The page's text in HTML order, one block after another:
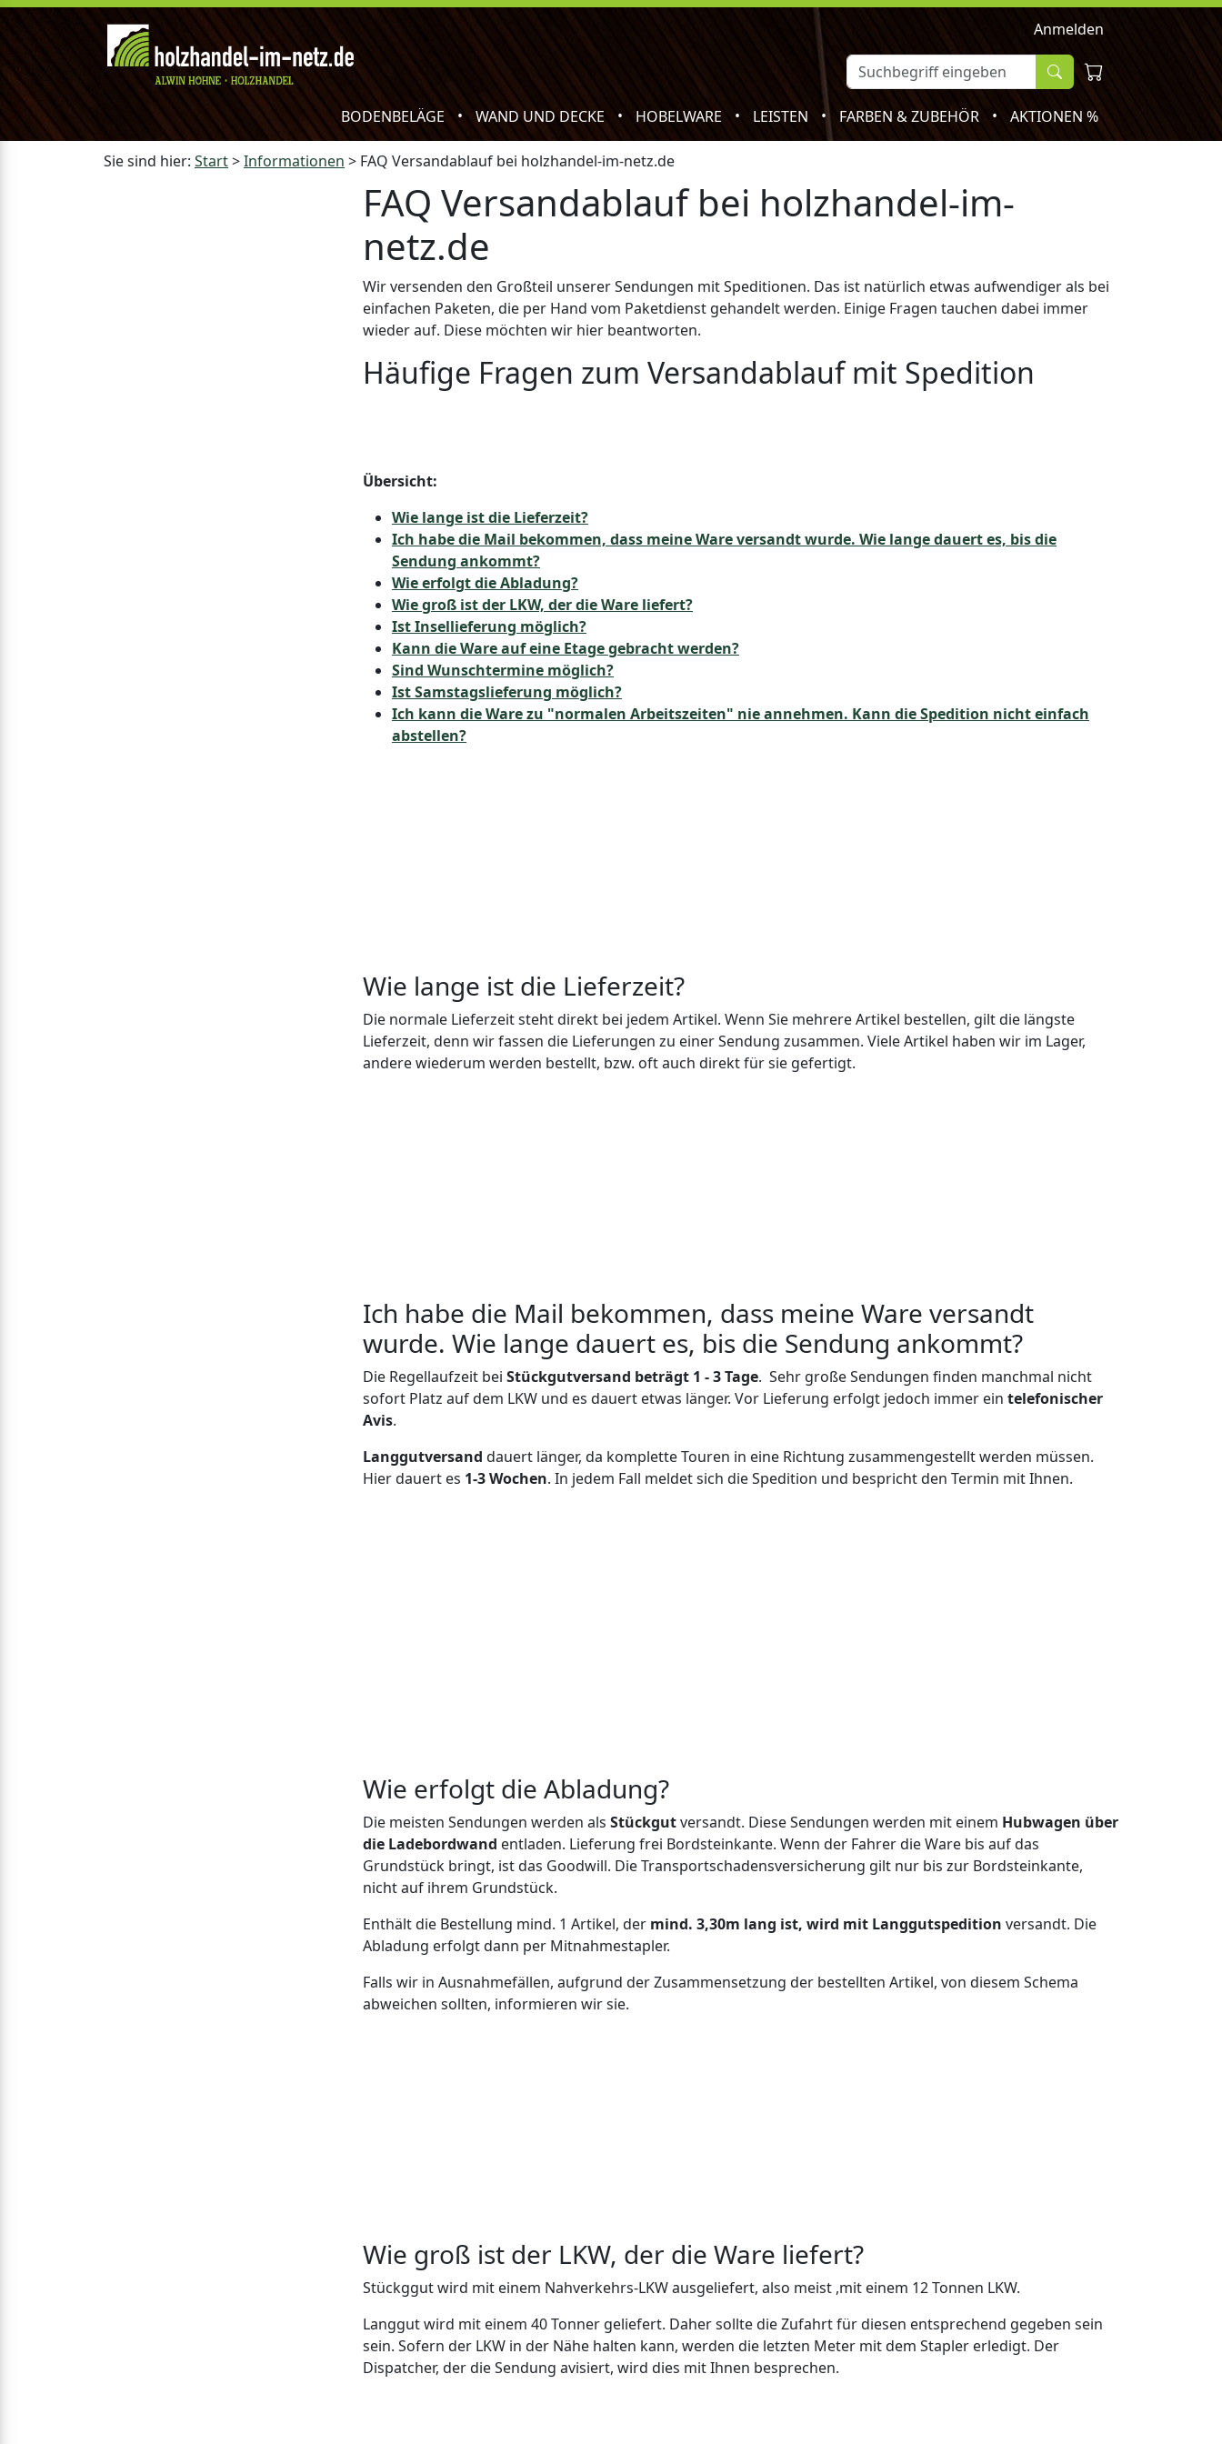
Anmelden
BODENBELÄGE • WAND UND DECKE • HOBELWARE • LEISTEN • FARBEN & ZUBEHÖR • AKTIONEN %
Sie sind hier: Start>Informationen > FAQ Versandablauf bei holzhandel-im-netz.de
FAQ Versandablauf bei holzhandel-im-
netz.de
Wir versenden den Großteil unserer Sendungen mit Speditionen. Das ist natürlich etwas aufwendiger als bei
einfachen Paketen, die per Hand vom Paketdienst gehandelt werden. Einige Fragen tauchen dabei immer
wieder auf. Diese möchten wir hier beantworten.
Häufige Fragen zum Versandablauf mit Spedition
Übersicht:
Wie lange ist die Lieferzeit?
Ich habe die Mail bekommen, dass meine Ware versandt wurde. Wie lange dauert es, bis die
Sendung ankommt?
Wie erfolgt die Abladung?
Wie groß ist der LKW, der die Ware liefert?
Ist Insellieferung möglich?
Kann die Ware auf eine Etage gebracht werden?
Sind Wunschtermine möglich?
Ist Samstagslieferung möglich?
Ich kann die Ware zu "normalen Arbeitszeiten" nie annehmen. Kann die Spedition nicht einfach
abstellen?
Wie lange ist die Lieferzeit?
Die normale Lieferzeit steht direkt bei jedem Artikel. Wenn Sie mehrere Artikel bestellen, gilt die längste
Lieferzeit, denn wir fassen die Lieferungen zu einer Sendung zusammen. Viele Artikel haben wir im Lager,
andere wiederum werden bestellt, bzw. oft auch direkt für sie gefertigt.
Ich habe die Mail bekommen, dass meine Ware versandt
wurde. Wie lange dauert es, bis die Sendung ankommt?
Die Regellaufzeit bei Stückgutversand beträgt 1 - 3 Tage. Sehr große Sendungen finden manchmal nicht
sofort Platz auf dem LKW und es dauert etwas länger. Vor Lieferung erfolgt jedoch immer ein telefonischer
Avis.
Langgutversand dauert länger, da komplette Touren in eine Richtung zusammengestellt werden müssen.
Hier dauert es 1-3 Wochen. In jedem Fall meldet sich die Spedition und bespricht den Termin mit Ihnen.
Wie erfolgt die Abladung?
Die meisten Sendungen werden als Stückgutversandt. Diese Sendungen werden mit einem Hubwagen über
die Ladebordwand entladen. Lieferung frei Bordsteinkante. Wenn der Fahrer die Ware bis auf das
Grundstück bringt, ist das Goodwill. Die Transportschadensversicherung gilt nur bis zur Bordsteinkante,
nicht auf ihrem Grundstück.
Enthält die Bestellung mind. 1 Artikel, der mind. 3,30m lang ist, wird mit Langgutspedition versandt. Die
Abladung erfolgt dann per Mitnahmestapler.
Falls wir in Ausnahmefällen, aufgrund der Zusammensetzung der bestellten Artikel, von diesem Schema
abweichen sollten, informieren wir sie.
Wie groß ist der LKW, der die Ware liefert?
Stückggut wird mit einem Nahverkehrs-LKW ausgeliefert, also meist ,mit einem 12 Tonnen LKW.
Langgut wird mit einem 40 Tonner geliefert. Daher sollte die Zufahrt für diesen entsprechend gegeben sein
sein. Sofern der LKW in der Nähe halten kann, werden die letzten Meter mit dem Stapler erledigt. Der
Dispatcher, der die Sendung avisiert, wird dies mit Ihnen besprechen.